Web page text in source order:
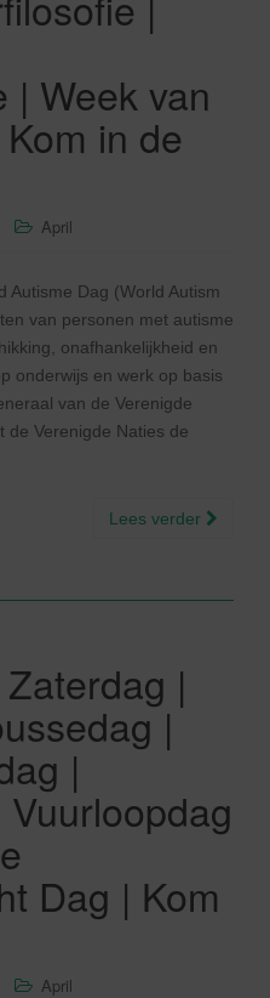
| Week van
in de
April
Autisme Dag (World Autism
van personen met autisme
onafhankelijkheid en
onderwijs en werk op basis
van de Verenigde
de Verenigde Naties de
Lees verder
|
|
|
Dag | Kom
April